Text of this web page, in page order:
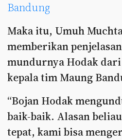
Bandung
Maka itu, Umuh
memberikan
mundurnya Hodak
kepala tim Maung
“Bojan Hodak
baik-baik. Alasan
tepat, kami bisa